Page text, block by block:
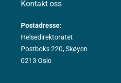
Kontakt oss
Postadresse:
Helsedirektoratet
Postboks 220, Skøyen
0213 Oslo